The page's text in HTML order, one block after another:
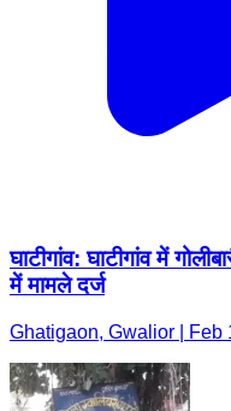
घाटीगांव: घाटीगांव में
में मामले दर्ज
Ghatigaon, Gwalior | Feb